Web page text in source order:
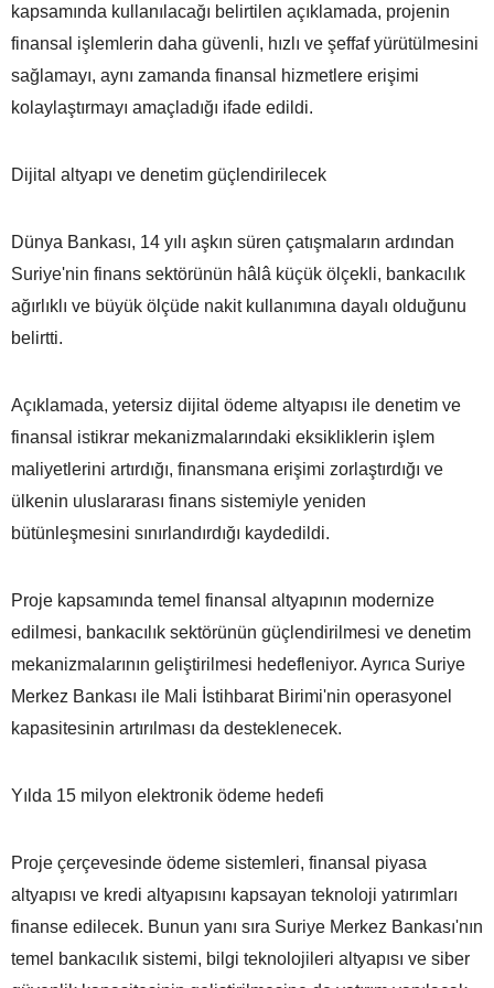
kapsamında kullanılacağı belirtilen açıklamada, projenin
finansal işlemlerin daha güvenli, hızlı ve şeffaf yürütülmesini
sağlamayı, aynı zamanda finansal hizmetlere erişimi
kolaylaştırmayı amaçladığı ifade edildi.
Dijital altyapı ve denetim güçlendirilecek
Dünya Bankası, 14 yılı aşkın süren çatışmaların ardından
Suriye'nin finans sektörünün hâlâ küçük ölçekli, bankacılık
ağırlıklı ve büyük ölçüde nakit kullanımına dayalı olduğunu
belirtti.
Açıklamada, yetersiz dijital ödeme altyapısı ile denetim ve
finansal istikrar mekanizmalarındaki eksikliklerin işlem
maliyetlerini artırdığı, finansmana erişimi zorlaştırdığı ve
ülkenin uluslararası finans sistemiyle yeniden
bütünleşmesini sınırlandırdığı kaydedildi.
Proje kapsamında temel finansal altyapının modernize
edilmesi, bankacılık sektörünün güçlendirilmesi ve denetim
mekanizmalarının geliştirilmesi hedefleniyor. Ayrıca Suriye
Merkez Bankası ile Mali İstihbarat Birimi'nin operasyonel
kapasitesinin artırılması da desteklenecek.
Yılda 15 milyon elektronik ödeme hedefi
Proje çerçevesinde ödeme sistemleri, finansal piyasa
altyapısı ve kredi altyapısını kapsayan teknoloji yatırımları
finanse edilecek. Bunun yanı sıra Suriye Merkez Bankası'nın
temel bankacılık sistemi, bilgi teknolojileri altyapısı ve siber